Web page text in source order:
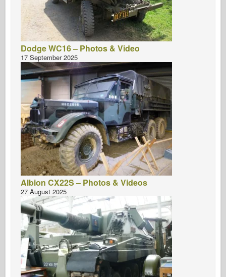
Dodge WC16 – Photos & Video
17 September 2025
Albion CX22S – Photos & Videos
27 August 2025